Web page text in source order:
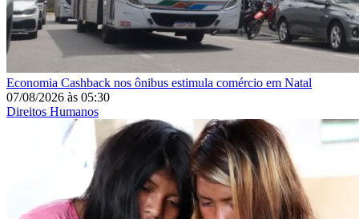
Economia Cashback nos ônibus estimula comércio em Natal
07/08/2026 às 05:30
Direitos Humanos